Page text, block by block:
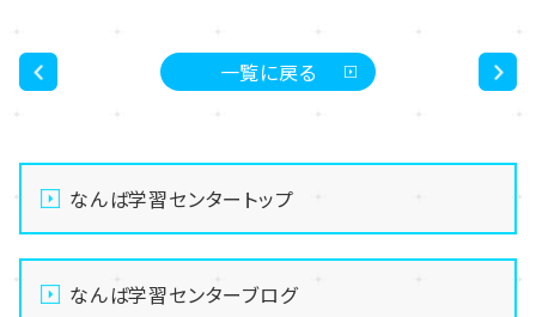
一覧に戻る
なんば学習センタートップ
なんば学習センターブログ